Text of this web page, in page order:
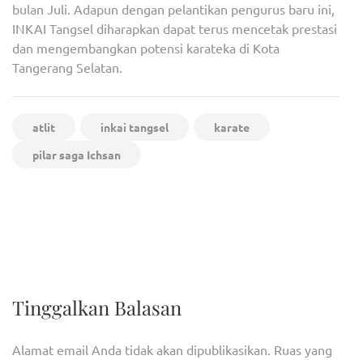
bulan Juli. Adapun dengan pelantikan pengurus baru ini,
INKAI Tangsel diharapkan dapat terus mencetak prestasi
dan mengembangkan potensi karateka di Kota
Tangerang Selatan.
atlit inkai tangsel
karate
pilar saga Ichsan
Tinggalkan Balasan
Alamat email Anda tidak akan dipublikasikan. Ruas yang